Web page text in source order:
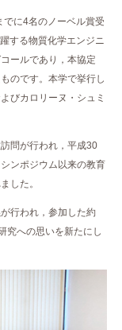
に4名のノーベル賞受
する物質化学エンジニ
ールであり，本協定
のです。本学で挙行し
びカロリーヌ・シュミ
問が行われ，平成30
ンポジウム以来の教育
した。
行われ，参加した約
究への思いを新たにし